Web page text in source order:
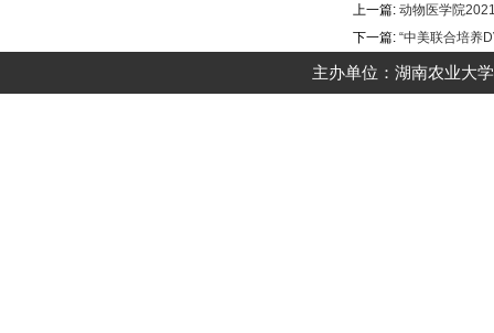
上一篇: 动物医学院
下一篇: “中美联合培养
主办单位：湖南农业大